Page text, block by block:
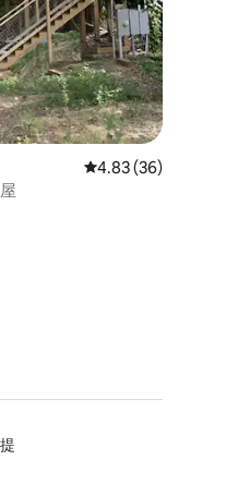
11 条评价
平均评分 4.83 分（满
4.83 (36)